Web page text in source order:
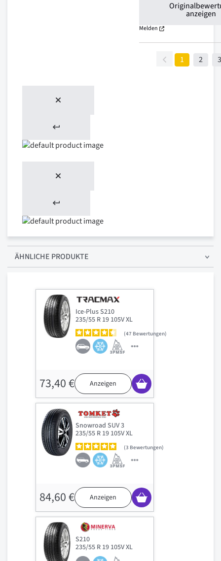
anzeigen
Melden
1 2 3
ÄHNLICHE PRODUKTE
Ice-Plus S210
235/55 R 19 105V XL
47 Bewertungen
73,40 € Anzeigen
Snowroad SUV 3
235/55 R 19 105V XL
3 Bewertungen
84,60 € Anzeigen
S210
235/55 R 19 105V XL